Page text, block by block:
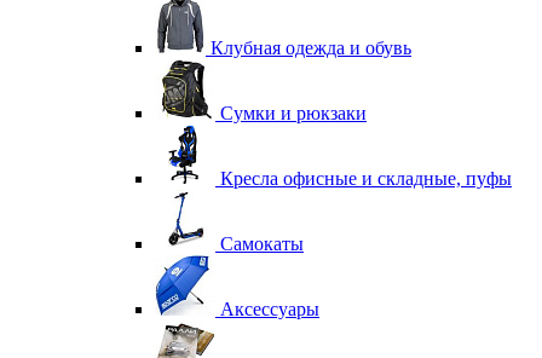
Клубная одежда и обувь
Сумки и рюкзаки
Кресла офисные и складные, пуфы
Самокаты
Аксессуары